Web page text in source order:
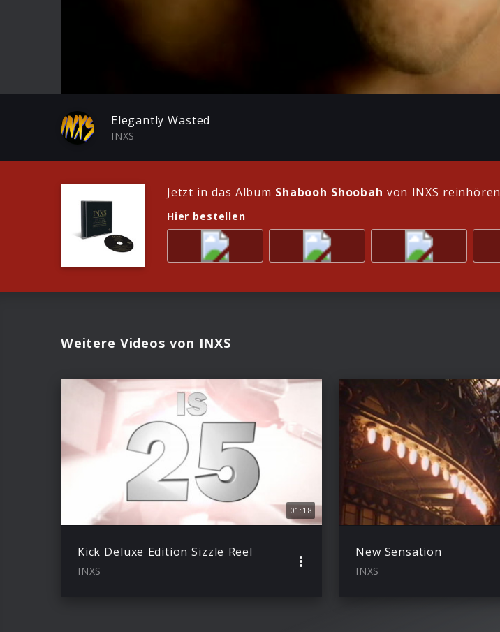
Play
Elegantly Wasted
INXS
Jetzt in das Album Shabooh Shoobah von INXS reinhören
Hier bestellen
Weitere Videos von INXS
01:18
Kick Deluxe Edition Sizzle Reel
INXS
New Sensation
INXS